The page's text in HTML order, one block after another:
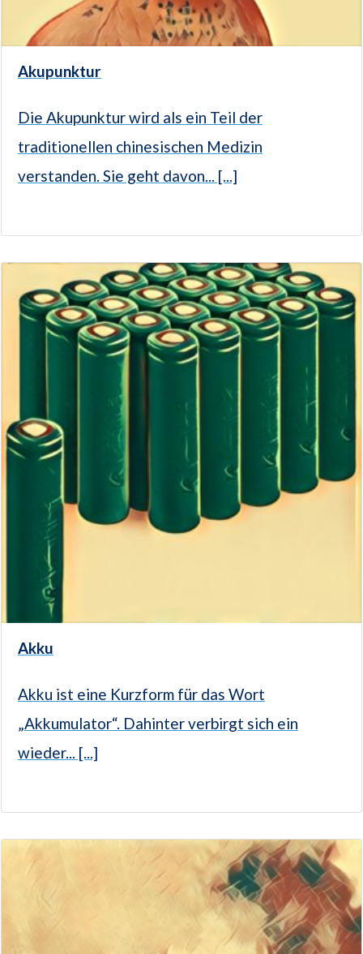
Akupunktur
Die Akupunktur wird als ein Teil der
traditionellen chinesischen Medizin
verstanden. Sie geht davon... [...]
Akku
Akku ist eine Kurzform für das Wort
„Akkumulator“. Dahinter verbirgt sich ein
wieder... [...]